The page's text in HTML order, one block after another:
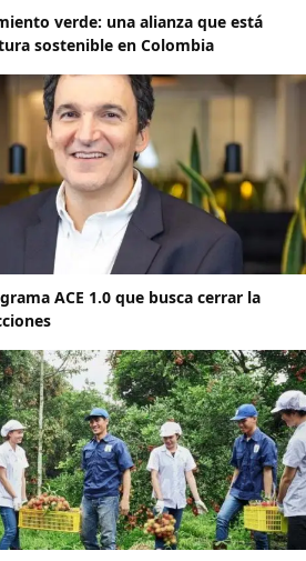
verde: una alianza que está
sostenible en Colombia
ACE 1.0 que busca cerrar la